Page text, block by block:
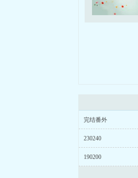
完结番外
230240
190200